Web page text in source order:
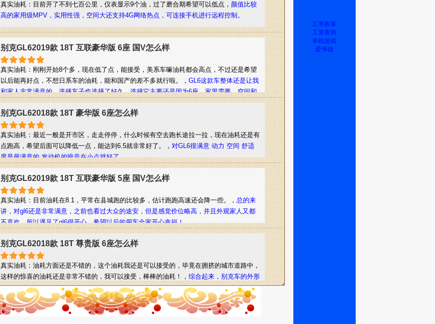
真实油耗：目前开了不到七百公里，仪表显示9个油，过了磨合期希望可以低点， 颜值比较
高的家用级MPV，实用性强，空间大还支持4G网络热点，可连接手机进行远程控制。
别克GL62019款 18T 互联豪华版 6座 国V怎么样
真实油耗：刚刚开始8个多，现在低了点，能接受，美系车嘛油耗都会高点，不过还是希望
以后能再好点，不想日系车的油耗，能和国产的差不多就行啦。， GL6这款车整体还是让我
和家人非常满意的，选择车子也选择了好久，选择它主要还是因为6座，家里需要，空间和
动力都能达到家里的要求，另外配置也是非常高，还是很到位的。希望给朋友们能带来点参
考，不喜勿喷！！谢谢。
别克GL62018款 18T 豪华版 6座怎么样
真实油耗：最近一般是开市区，走走停停，什么时候有空去跑长途拉一拉，现在油耗还是有
点跑高，希望后面可以降低一点，能达到6.5就非常好了。， 对GL6很满意 动力 空间 舒适
度是最满意的 发动机的噪音在小点就好了
别克GL62019款 18T 互联豪华版 5座 国V怎么样
真实油耗：目前油耗在8.1，平常在县城跑的比较多，估计跑跑高速还会降一些。， 总的来
讲，对gl6还是非常满意，之前也看过大众的途安，但是感觉价位略高，并且外观家人又都
不喜欢，所以遇见了gl6很开心，希望以后的用车全家开心幸福！
别克GL62018款 18T 尊贵版 6座怎么样
真实油耗：油耗方面还是不错的，这个油耗我还是可以接受的，毕竟在拥挤的城市道路中，
这样的惊喜的油耗还是非常不错的，我可以接受，棒棒的油耗！， 综合起来，别克车的外形
设计还是很棒的，像极了小商务，非常好的车子，可以推荐大家入手！
别克GL62019款 18T 互联豪华版 6座 国V怎么样
汇率换算
工资查询
单机游戏
爱博德